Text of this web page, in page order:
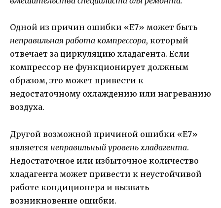
Одной из причин ошибки «Е7» может быть
неправильная работа компрессора, который
отвечает за циркуляцию хладагента. Если
компрессор не функционирует должным
образом, это может привести к
недостаточному охлаждению или нагреванию
воздуха.
Другой возможной причиной ошибки «Е7»
является неправильный уровень хладагента.
Недостаточное или избыточное количество
хладагента может привести к неустойчивой
работе кондиционера и вызвать
возникновение ошибки.